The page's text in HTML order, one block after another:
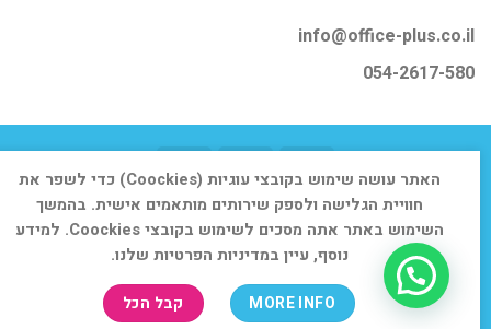
info@office-plus.co.il
054-2617-580
דף הבית אודות חנות יצירת קשר
כל הזכויות שמורות 2026 © אופיס פלוס
האתר עושה שימוש בקובצי עוגיות (Coockies) כדי לשפר את
חוויית הגלישה ולספק שירותים מותאמים אישית. בהמשך
השימוש באתר אתה מסכים לשימוש בקובצי Coockies. למידע
נוסף, עיין במדיניות הפרטיות שלנו.
MORE INFO קבל הכל